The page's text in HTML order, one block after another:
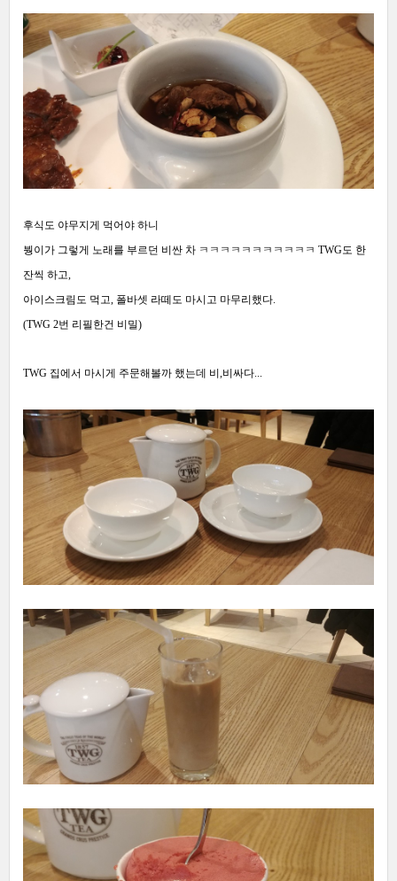
후식도 야무지게 먹어야 하니
붱이가 그렇게 노래를 부르던 비싼 차 ㅋㅋㅋㅋㅋㅋㅋㅋㅋㅋㅋ TWG도 한
잔씩 하고,
아이스크림도 먹고, 폴바셋 라떼도 마시고 마무리했다.
(TWG 2번 리필한건 비밀)
TWG 집에서 마시게 주문해볼까 했는데 비,비싸다...